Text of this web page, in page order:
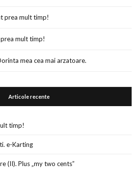
prea mult timp!
mult timp!
mea cea mai arzatoare.
Articole recente
timp!
e-Karting
(II). Plus „my two cents”